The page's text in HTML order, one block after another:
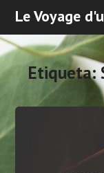
Le Voyage
Etiqueta: